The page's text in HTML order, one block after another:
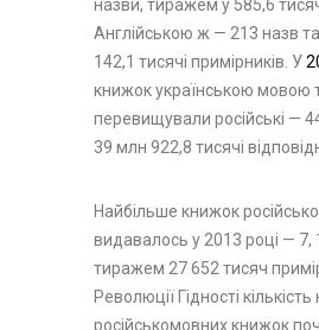
назви, тиражем у 585,6
Англійською ж — 213 назв
142,1 тисячі примірників. У
книжок українською мовою
перевищували російські —
39 млн 922,8 тисячі
Найбільше книжок
видавалось у 2013 році — 7,
тиражем 27 652 тисяч
Революції Гідності
російськомовних книжок